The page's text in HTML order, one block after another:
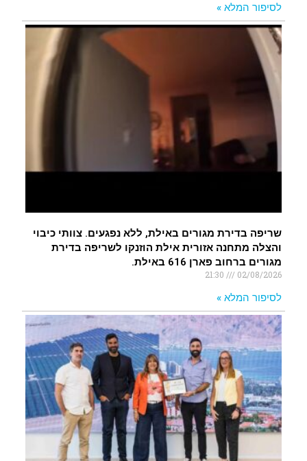
לסיפור המלא »
שריפה בדירת מגורים באילת, ללא נפגעים. צוותי כיבוי
והצלה מתחנה אזורית אילת הוזנקו לשריפה בדירת
מגורים ברחוב פארן 616 באילת.
02/08/2026
לסיפור המלא »